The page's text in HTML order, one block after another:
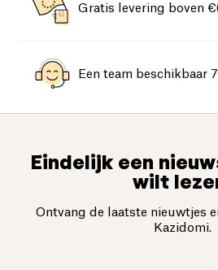
Gratis levering boven
Een team beschikbaar
Eindelijk een
wilt
Ontvang de laatste nieuwtjes
Kazidomi.